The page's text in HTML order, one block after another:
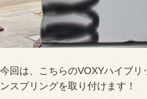
今回は、こちらのVOXYハイブ
ンスプリングを取り付けます！